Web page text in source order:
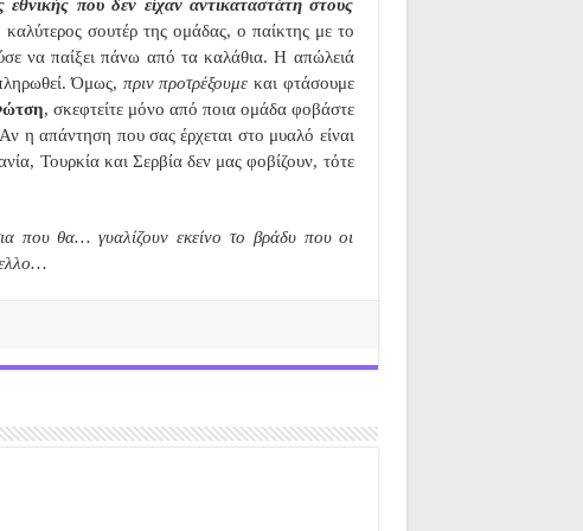
που δεν είχαν αντικαταστάτη στους
σουτέρ της ομάδας, ο παίκτης με το
να παίξει πάνω από τα καλάθια. Η απώλειά
Όμως, πριν προτρέξουμε και φτάσουμε
, σκεφτείτε μόνο από ποια ομάδα φοβάστε
η απάντηση που σας έρχεται στο μυαλό είναι
Τουρκία και Σερβία δεν μας φοβίζουν, τότε
που θα… γυαλίζουν εκείνο το βράδυ που οι